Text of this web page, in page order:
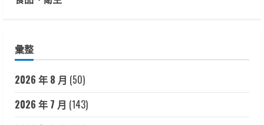
彙整
2026 年 8 月 (50)
2026 年 7 月 (143)